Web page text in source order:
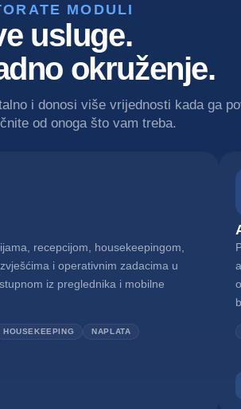
MODULI
usluge.
okruženje.
i donosi više vrijednosti kada ga
od onoga što vam treba.
recepcijom, housekeepingom,
i operativnim zadacima u
iz preglednika i mobilne
HOUSEKEEPING NAPLATA